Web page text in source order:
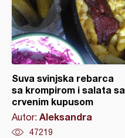
Suva svinjska rebarca
sa krompirom i salata sa
crvenim kupusom
Autor: Aleksandra
47219